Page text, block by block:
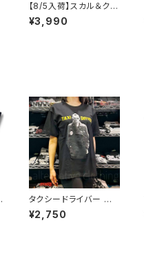
【8/5入荷】スカル＆クロ
スボーン Tシャツ NOT
HING STAKE NOTHI
¥3,990
タクシードライバー ロ
バート・デニーロ 映画T
シャツ TAXI DRIVER
¥2,750